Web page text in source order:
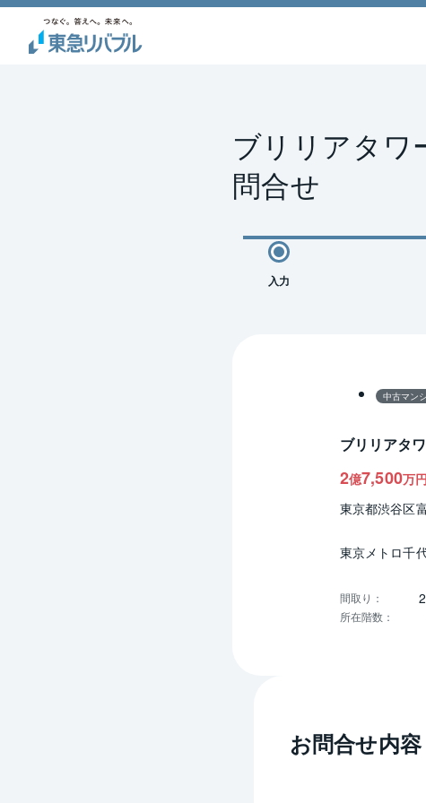
ブリリアタワ
問合せ
入力
中古マン
ブリリアタ
2億7,500万円
東京都渋谷区
東京メトロ千
間取り ：
所在階数 ：
お問合せ内容